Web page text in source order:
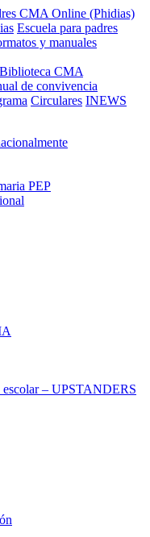
CMA Online (Phidias)
Escuela para padres
y manuales
Biblioteca CMA
de convivencia
Circulares INEWS
PEP
escolar – UPSTANDERS